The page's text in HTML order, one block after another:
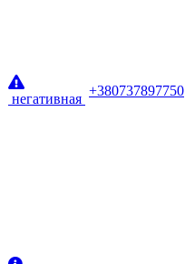
негативная
+380737897750